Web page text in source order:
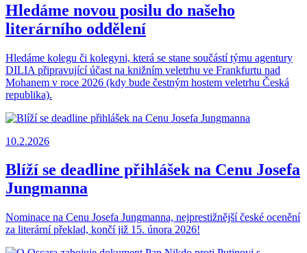
Hledáme novou posilu do našeho
literárního oddělení
Hledáme kolegu či kolegyni, která se stane součástí týmu agentury
DILIA připravující účast na knižním veletrhu ve Frankfurtu nad
Mohanem v roce 2026 (kdy bude čestným hostem veletrhu Česká
republika).
10.2.2026
Blíží se deadline přihlášek na Cenu Josefa
Jungmanna
Nominace na Cenu Josefa Jungmanna, nejprestižnější české ocenění
za literární překlad, končí již 15. února 2026!